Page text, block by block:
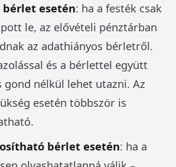
bérlet esetén: ha a festék csak
le, az elővételi pénztárban
az adathiányos bérletről.
és a bérlettel együtt
gond nélkül lehet utazni. Az
esetén többször is
bérlet esetén: ha a